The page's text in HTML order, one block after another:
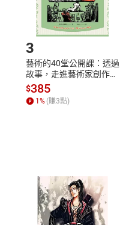
Step2.登入
3
藝術的40堂公開課：透過
故事，走進藝術家創作現
場，看藝術如何誕生、如
何形塑人類生活【電子
書】
$385
1% (賺3點)